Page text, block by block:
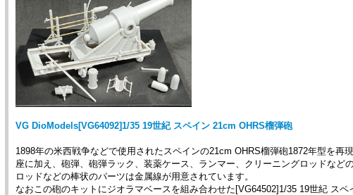
VG DioModels[VG64092]1/35 19世紀 スペイン 21cm OHRS榴弾砲
1898年の米西戦争などで使用されたスペインの21cm OHRS榴弾砲1872年型を再
座に加え、砲弾、砲弾ラック、装薬ケース、ランマー、クリーニングロッドなど
ロッドなどの棒状のパーツは金属線が用意されています。
なおこの砲のキットにジオラマベースを組み合わせた[VG64502]1/35 19世紀 ス